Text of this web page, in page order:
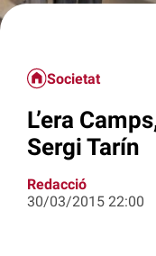
Societat
L’era
Sergi Tarín
Redacció
30/03/2015 22:00